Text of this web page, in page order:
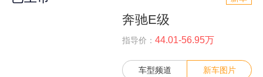
奔驰E级
指导价： 44.01-56.95万
车型频道 新车图片